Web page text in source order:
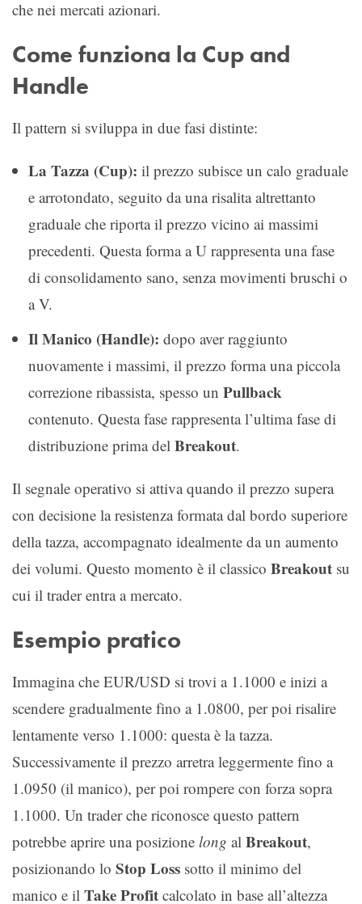
che nei mercati azionari.
Come funziona la Cup and
Handle
Il pattern si sviluppa in due fasi distinte:
La Tazza (Cup): il prezzo subisce un calo graduale
e arrotondato, seguito da una risalita altrettanto
graduale che riporta il prezzo vicino ai massimi
precedenti. Questa forma a U rappresenta una fase
di consolidamento sano, senza movimenti bruschi o
a V.
Il Manico (Handle): dopo aver raggiunto
nuovamente i massimi, il prezzo forma una piccola
correzione ribassista, spesso un Pullback
contenuto. Questa fase rappresenta l’ultima fase di
distribuzione prima del Breakout.
Il segnale operativo si attiva quando il prezzo supera
con decisione la resistenza formata dal bordo superiore
della tazza, accompagnato idealmente da un aumento
dei volumi. Questo momento è il classico Breakout su
cui il trader entra a mercato.
Esempio pratico
Immagina che EUR/USD si trovi a 1.1000 e inizi a
scendere gradualmente fino a 1.0800, per poi risalire
lentamente verso 1.1000: questa è la tazza.
Successivamente il prezzo arretra leggermente fino a
1.0950 (il manico), per poi rompere con forza sopra
1.1000. Un trader che riconosce questo pattern
potrebbe aprire una posizione long al Breakout,
posizionando lo Stop Loss sotto il minimo del
manico e il Take Profit calcolato in base all’altezza